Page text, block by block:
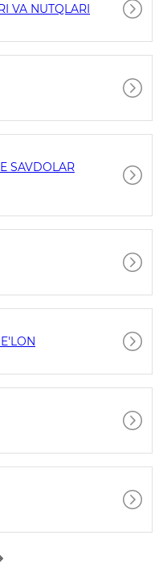
VA NUTQLARI
SAVDOLAR